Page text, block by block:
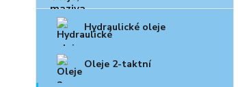
Hydraulické oleje
Oleje 2-taktní